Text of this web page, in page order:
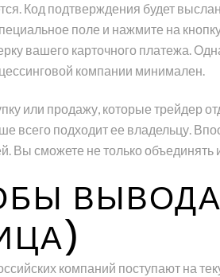
Код подтверждения будет
поле и нажмите на
вашего карточного платежа.
компании минимален.
или продажу, которые трейдер
всего подходит ее владельцу.
Вы сможете не только
компаний поступают на